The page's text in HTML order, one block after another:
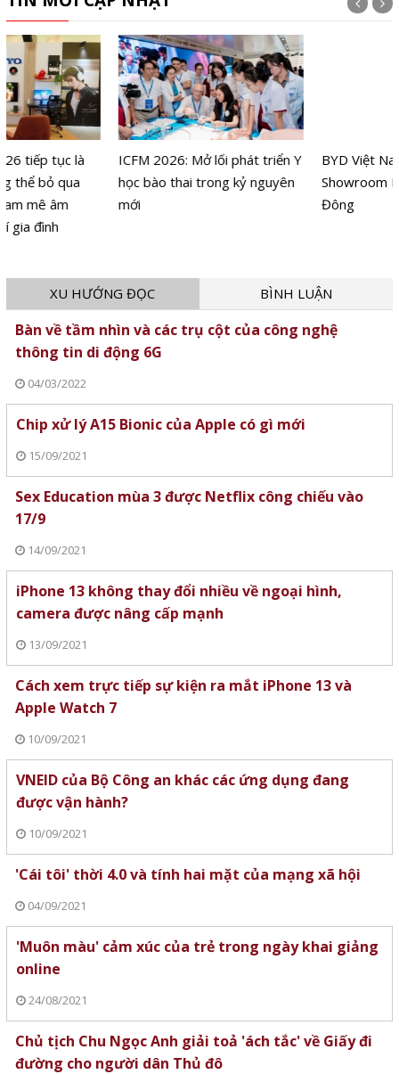
ICFM 2026: Mở lối phát triển Y
học bào thai trong kỷ nguyên
mới
BYD Việt Nam khai trương
Showroom BYD HTA Hà
XU HƯỚNG ĐỌC BÌNH LUẬN
Bàn về tầm nhìn và các trụ cột của công nghệ
thông tin di động 6G
04/03/2022
Chip xử lý A15 Bionic của Apple có gì mới
15/09/2021
Sex Education mùa 3 được Netflix công chiếu vào
17/9
14/09/2021
iPhone 13 không thay đổi nhiều về ngoại hình,
camera được nâng cấp mạnh
13/09/2021
Cách xem trực tiếp sự kiện ra mắt iPhone 13 và
Apple Watch 7
10/09/2021
VNEID của Bộ Công an khác các ứng dụng đang
được vận hành?
10/09/2021
'Cái tôi' thời 4.0 và tính hai mặt của mạng xã hội
04/09/2021
'Muôn màu' cảm xúc của trẻ trong ngày khai giảng
online
24/08/2021
Chủ tịch Chu Ngọc Anh giải toả 'ách tắc' về Giấy đi
đường cho người dân Thủ đô